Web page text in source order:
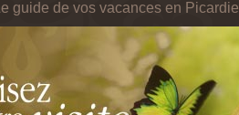
Le guide de vos vacances en Picardie